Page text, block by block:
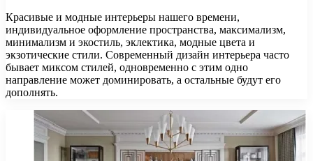
Красивые и модные интерьеры нашего времени,
индивидуальное оформление пространства, максимализм,
минимализм и экостиль, эклектика, модные цвета и
экзотические стили. Современный дизайн интерьера часто
бывает миксом стилей, одновременно с этим одно
направление может доминировать, а остальные будут его
дополнять.